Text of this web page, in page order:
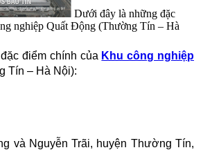
Dưới đây là những đặc
nghiệp Quất Động (Thường Tín – Hà
điểm chính của Khu công nghiệp
Tín – Hà Nội):
và Nguyễn Trãi, huyện Thường Tín,